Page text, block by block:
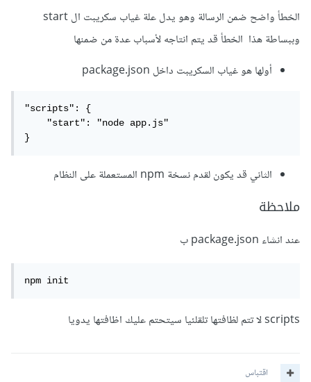
الخطأ واضح ضمن الرسالة وهو يدل علة غياب سكريبت ال start
وببساطة هذا الخطأ قد يتم انتاجه لأسباب عدة من ضمنها
أولها هو غياب السكريبت داخل package.json
"scripts": {
    "start": "node app.js"
}
الثاني قد يكون لقدم نسخة npm المستعملة على النظام
ملاحظة
عند انشاء package.json ب
npm init
scripts لا تتم لظافتها تلقلئيا سيتحتم عليك اظافتها يدويا
اقتباس